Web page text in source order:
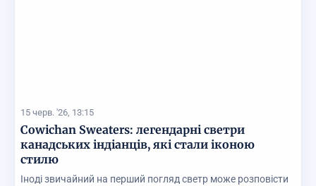
15 черв. '26, 13:15
Cowichan Sweaters: легендарні светри
канадських індіанців, які стали іконою
стилю
Іноді звичайний на перший погляд светр може розповісти